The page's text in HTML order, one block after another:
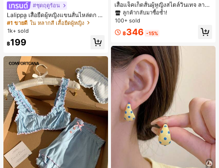
#ชุดฤดูร้อน
Lalippa เสื้อยืดผู้หญิงแขนสั้นไหล่ตก ค
อวีปกเสื้อ ลายพิมพ์ดิจิทัลลายทาง สไตล์
สปอร์ตแฟชั่นมินิมอล ของขวัญสำหรับเ
พื่อน
#1 ขายดี ใน หลากสี เสื้อยืดผู้หญิง
1k+ sold
฿199
เสื้อแจ็คเก็ตสั้นผู้หญิงสไตล์วินเทจ ลายจุ
ดขนาดใหญ่ คอตั้ง เอวเข้ารูป แขนพอง
ทรงหลวม แฟชั่นอเนกประสงค์ สำหรับใ
#1 ขายดี ใน กระเป๋า เสื้อคลุมลำลอง
ลูกค้ากลับมาซื้อซ้ำ!
#1 ขายดี ใน กระเป๋า เสื้อคลุมลำลอง
ลูกค้ากลับมาซื้อซ้ำ!
#1 ขายดี ใน กระเป๋า เสื้อคลุมลำลอง
ลูกค้ากลับมาซื้อซ้ำ!
100+ sold
฿346 -15%